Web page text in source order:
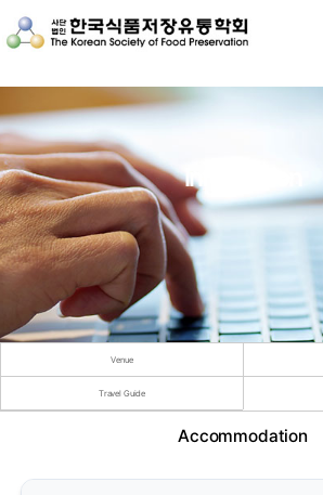
Information
Venue
Travel Guide
Accommodation